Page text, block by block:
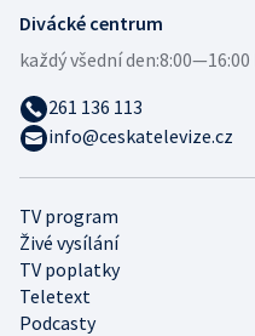
TV program
Živé vysílání
TV poplatky
Teletext
Podcasty
Divácké centrum
každý všední den:
261 136 113
info@ceskatelevize.cz